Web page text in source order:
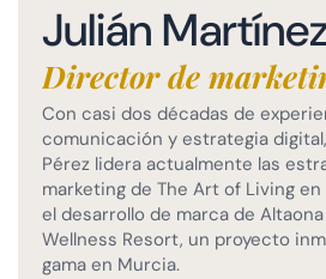
Julián
Director de
Con casi dos décadas de
comunicación y estrategia
Pérez lidera actualmente las
marketing de The Art of Living en
el desarrollo de marca de
Wellness Resort, un proyecto
gama en Murcia.